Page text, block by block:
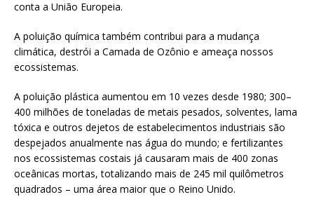
conta a União Europeia.
A poluição química também contribui para a mudança
climática, destrói a Camada de Ozônio e ameaça nossos
ecossistemas.
A poluição plástica aumentou em 10 vezes desde 1980; 300–
400 milhões de toneladas de metais pesados, solventes, lama
tóxica e outros dejetos de estabelecimentos industriais são
despejados anualmente nas água do mundo; e fertilizantes
nos ecossistemas costais já causaram mais de 400 zonas
oceânicas mortas, totalizando mais de 245 mil quilômetros
quadrados – uma área maior que o Reino Unido.